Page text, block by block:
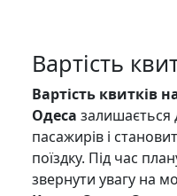
Вартість
Вартість квитків
Одеса залишається
пасажирів і
поїздку. Під час
звернути увагу на